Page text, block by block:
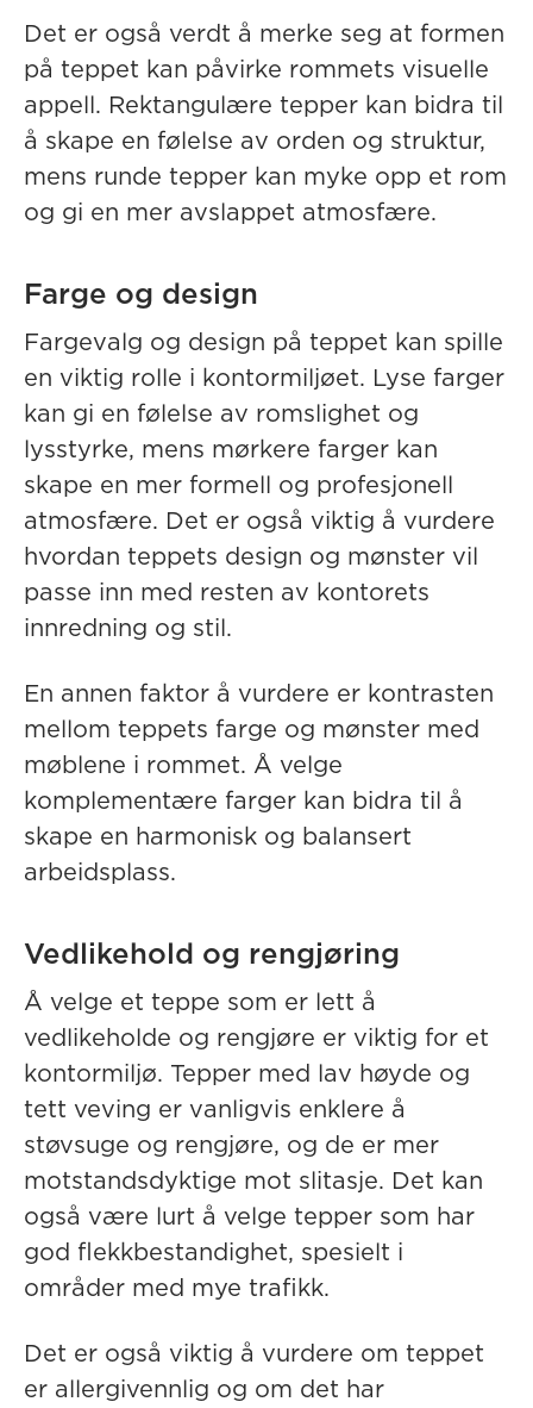
Det er også verdt å merke seg at formen
på teppet kan påvirke rommets visuelle
appell. Rektangulære tepper kan bidra til
å skape en følelse av orden og struktur,
mens runde tepper kan myke opp et rom
og gi en mer avslappet atmosfære.
Farge og design
Fargevalg og design på teppet kan spille
en viktig rolle i kontormiljøet. Lyse farger
kan gi en følelse av romslighet og
lysstyrke, mens mørkere farger kan
skape en mer formell og profesjonell
atmosfære. Det er også viktig å vurdere
hvordan teppets design og mønster vil
passe inn med resten av kontorets
innredning og stil.
En annen faktor å vurdere er kontrasten
mellom teppets farge og mønster med
møblene i rommet. Å velge
komplementære farger kan bidra til å
skape en harmonisk og balansert
arbeidsplass.
Vedlikehold og rengjøring
Å velge et teppe som er lett å
vedlikeholde og rengjøre er viktig for et
kontormiljø. Tepper med lav høyde og
tett veving er vanligvis enklere å
støvsuge og rengjøre, og de er mer
motstandsdyktige mot slitasje. Det kan
også være lurt å velge tepper som har
god flekkbestandighet, spesielt i
områder med mye trafikk.
Det er også viktig å vurdere om teppet
er allergivennlig og om det har